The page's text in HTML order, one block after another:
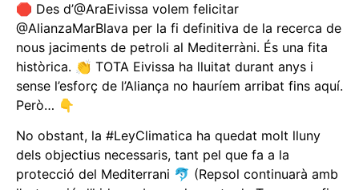
🛑 Des d’@AraEivissa volem felicitar
@AlianzaMarBlava per la fi definitiva de la recerca de
nous jaciments de petroli al Mediterràni. És una fita
històrica. 👏 TOTA Eivissa ha lluitat durant anys i
sense l’esforç de l’Aliança no hauríem arribat fins aquí.
Però… 👇
No obstant, la #LeyClimatica ha quedat molt lluny
dels objectius necessaris, tant pel que fa a la
protecció del Mediterrani 🐬 (Repsol continuarà amb